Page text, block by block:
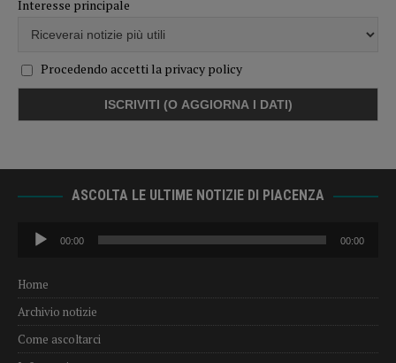
Interesse principale
Procedendo accetti la privacy policy
ASCOLTA LE ULTIME NOTIZIE DI PIACENZA
Audio
Player
00:00 00:00
Home
Archivio notizie
Come ascoltarci